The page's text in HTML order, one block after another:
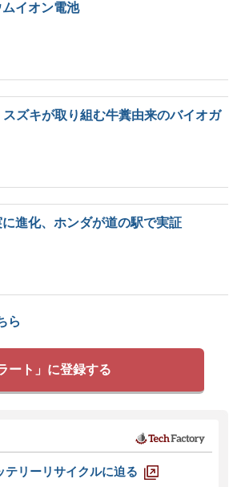
イオン電池
スズキが取り組む牛糞由来のバイオガ
進化、ホンダが道の駅で実証
ら
ート」に登録する
テリーリサイクルに迫る